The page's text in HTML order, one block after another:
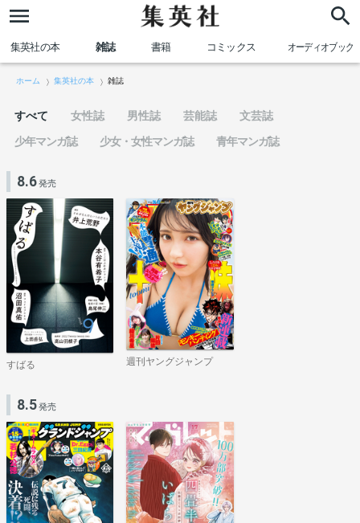
集英社の本 雑誌 書籍 コミックス オーディオブック
ホーム 集英社の本 雑誌
すべて 女性誌 男性誌 芸能誌
文芸誌
少年マンガ誌
少女・女性マンガ誌 青年マンガ誌
8.6発売
すばる 週刊ヤングジャンプ
8.5発売